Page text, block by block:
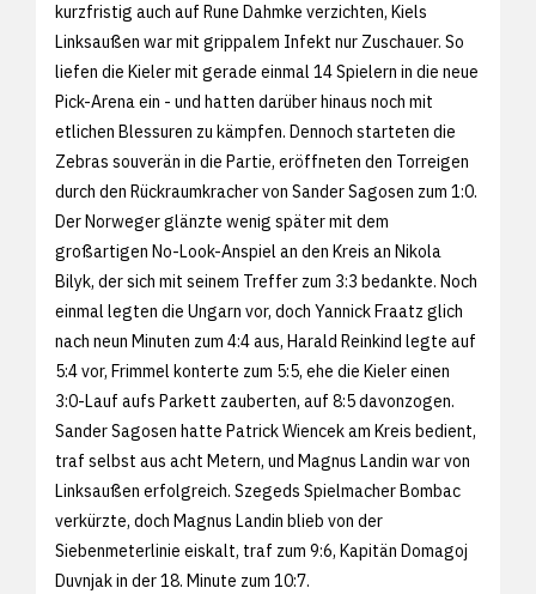
kurzfristig auch auf Rune Dahmke verzichten, Kiels
Linksaußen war mit grippalem Infekt nur Zuschauer. So
liefen die Kieler mit gerade einmal 14 Spielern in die neue
Pick-Arena ein - und hatten darüber hinaus noch mit
etlichen Blessuren zu kämpfen. Dennoch starteten die
Zebras souverän in die Partie, eröffneten den Torreigen
durch den Rückraumkracher von Sander Sagosen zum 1:0.
Der Norweger glänzte wenig später mit dem
großartigen No-Look-Anspiel an den Kreis an Nikola
Bilyk, der sich mit seinem Treffer zum 3:3 bedankte. Noch
einmal legten die Ungarn vor, doch Yannick Fraatz glich
nach neun Minuten zum 4:4 aus, Harald Reinkind legte auf
5:4 vor, Frimmel konterte zum 5:5, ehe die Kieler einen
3:0-Lauf aufs Parkett zauberten, auf 8:5 davonzogen.
Sander Sagosen hatte Patrick Wiencek am Kreis bedient,
traf selbst aus acht Metern, und Magnus Landin war von
Linksaußen erfolgreich. Szegeds Spielmacher Bombac
verkürzte, doch Magnus Landin blieb von der
Siebenmeterlinie eiskalt, traf zum 9:6, Kapitän Domagoj
Duvnjak in der 18. Minute zum 10:7.